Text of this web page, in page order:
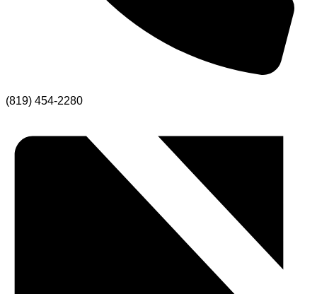
(819) 454-2280